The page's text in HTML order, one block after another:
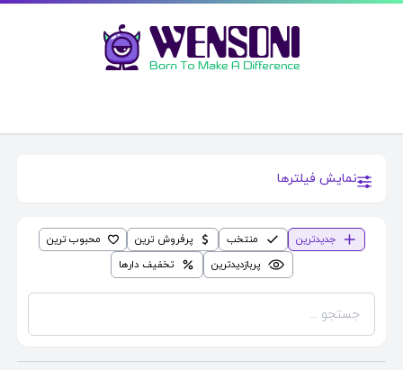
نمایش فیلترها
جدیدترین منتخب پرفروش ترین
محبوب ترین
پربازدیدترین
تخفیف دارها